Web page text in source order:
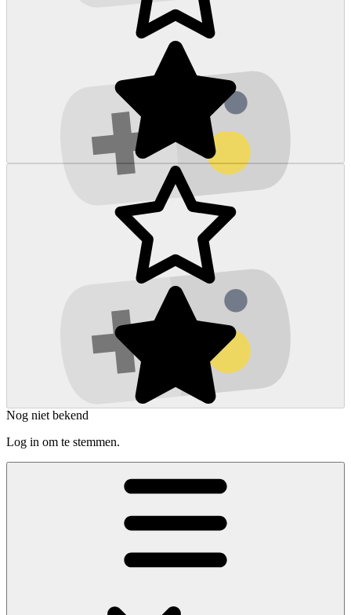
Nog niet bekend
Log in om te stemmen.